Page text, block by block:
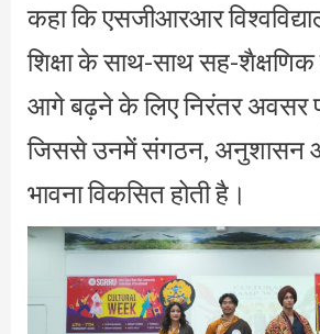
कहा कि एसजीआरआर
शिक्षा के साथ-साथ सह-शैक्षणिक
आगे बढ़ने के लिए निरंतर अवसर
जिससे उनमें संगठन, अनुशासन
भावना विकसित होती है।